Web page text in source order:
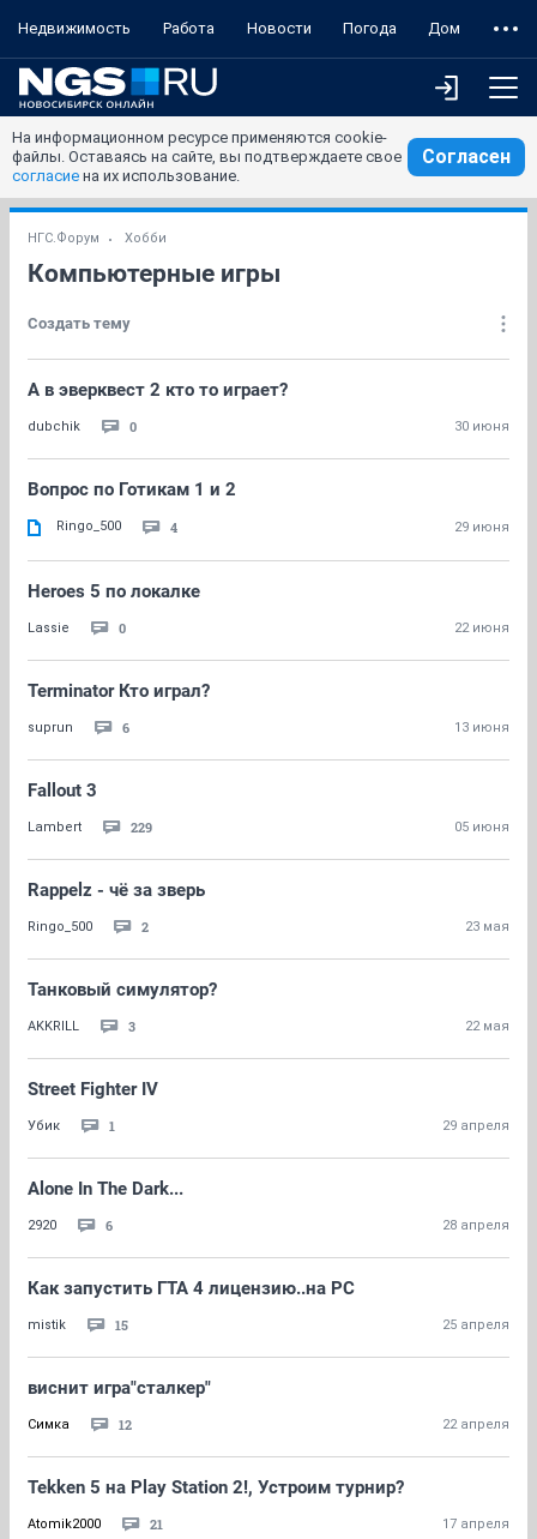
Недвижимость Работа Новости Погода Дом
На информационном ресурсе применяются cookie-
файлы. Оставаясь на сайте, вы подтверждаете свое
согласие на их использование.
Согласен
НГС.Форум Хобби
Компьютерные игры
Создать тему
А в эверквест 2 кто то играет?
dubchik 0 30 июня
Вопрос по Готикам 1 и 2
Ringo_500 4 29 июня
Heroes 5 по локалке
Lassie 0 22 июня
Terminator Кто играл?
suprun 6 13 июня
Fallout 3
Lambert 229 05 июня
Rappelz - чё за зверь
Ringo_500 2 23 мая
Танковый симулятор?
AKKRILL 3 22 мая
Street Fighter IV
Убик 1 29 апреля
Alone In The Dark...
2920 6 28 апреля
Как запустить ГТА 4 лицензию..на PC
mistik 15 25 апреля
виснит игра"сталкер"
Симка 12 22 апреля
Tekken 5 на Play Station 2!, Устроим турнир?
Atomik2000 21 17 апреля